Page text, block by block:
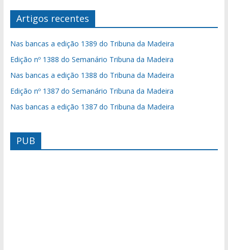
Artigos recentes
Nas bancas a edição 1389 do Tribuna da Madeira
Edição nº 1388 do Semanário Tribuna da Madeira
Nas bancas a edição 1388 do Tribuna da Madeira
Edição nº 1387 do Semanário Tribuna da Madeira
Nas bancas a edição 1387 do Tribuna da Madeira
PUB